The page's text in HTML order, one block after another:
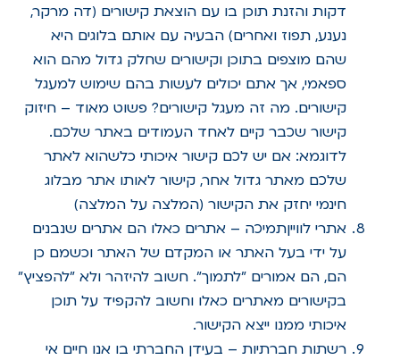
דקות והזנת תוכן בו עם הוצאת קישורים (דה מרקר,
נענע, תפוז ואחרים) הבעיה עם אותם בלוגים היא
שהם מוצפים בתוכן וקישורים שחלק גדול מהם הוא
ספאמי, אך אתם יכולים לעשות בהם שימוש למעגל
קישורים. מה זה מעגל קישורים? פשוט מאוד – חיזוק
קישור שכבר קיים לאחד העמודים באתר שלכם.
לדוגמא: אם יש לכם קישור איכותי כלשהוא לאתר
שלכם מאתר גדול אחר, קישור לאותו אתר מבלוג
חינמי יחזק את הקישור (המלצה על המלצה)
אתרי לווייןתמיכה – אתרים כאלו הם אתרים שנבנים
על ידי בעל האתר או המקדם של האתר וכשמם כן
הם, הם אמורים "לתמוך". חשוב להיזהר ולא "להפציץ"
בקישורים מאתרים כאלו וחשוב להקפיד על תוכן
איכותי ממנו ייצא הקישור.
רשתות חברתיות – בעידן החברתי בו אנו חיים אי